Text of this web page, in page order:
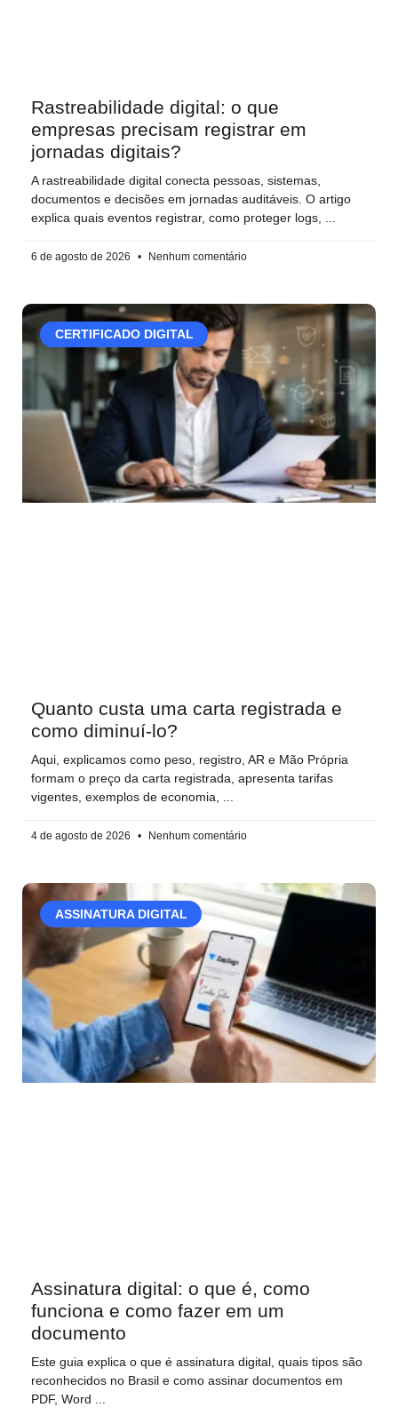
Rastreabilidade digital: o que
empresas precisam registrar em
jornadas digitais?
A rastreabilidade digital conecta pessoas, sistemas,
documentos e decisões em jornadas auditáveis. O artigo
explica quais eventos registrar, como proteger logs,
6 de agosto de 2026 Nenhum comentário
CERTIFICADO DIGITAL
Quanto custa uma carta registrada e
como diminuí-lo?
Aqui, explicamos como peso, registro, AR e Mão Própria
formam o preço da carta registrada, apresenta tarifas
vigentes, exemplos de economia,
4 de agosto de 2026 Nenhum comentário
ASSINATURA DIGITAL
Assinatura digital: o que é, como
funciona e como fazer em um
documento
Este guia explica o que é assinatura digital, quais tipos são
reconhecidos no Brasil e como assinar documentos em
PDF, Word